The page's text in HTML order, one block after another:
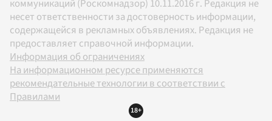
коммуникаций (Роскомнадзор) 10.11.2016 г. Редакция не
несет ответственности за достоверность информации,
содержащейся в рекламных объявлениях. Редакция не
предоставляет справочной информации.
Информация об ограничениях
На информационном ресурсе применяются
рекомендательные технологии в соответствии с
Правилами
18+